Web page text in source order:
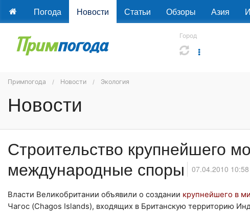
Погода Новости Статьи Обзоры Азия
Город
Примпогода Новости Экология
Новости
Строительство крупнейшего
международные споры
07.04.2010 10:58
Власти Великобритании объявили о создании крупнейшего в
Чагос (Chagos Islands), входящих в Британскую территорию